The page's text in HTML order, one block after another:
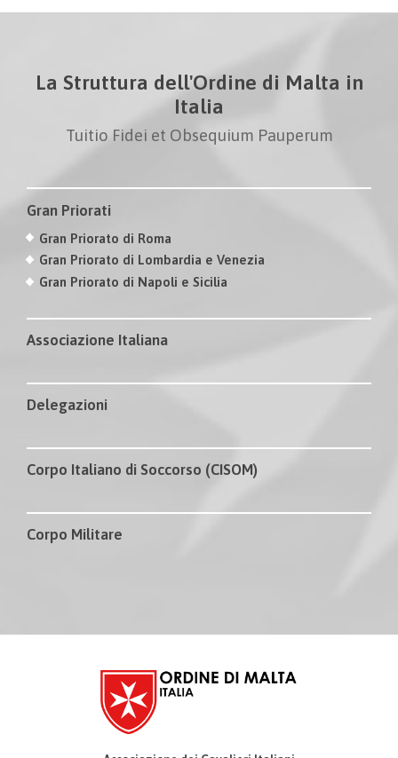
La Struttura dell'Ordine di Malta in
Italia
Tuitio Fidei et Obsequium Pauperum
Gran Priorati
Gran Priorato di Roma
Gran Priorato di Lombardia e Venezia
Gran Priorato di Napoli e Sicilia
Associazione Italiana
Delegazioni
Corpo Italiano di Soccorso (CISOM)
Corpo Militare